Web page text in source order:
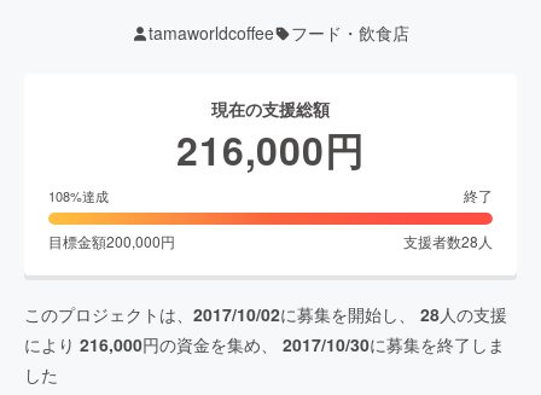
tamaworldcoffee フード・飲食店
現在の支援総額
216,000円
108%達成 終了
目標金額200,000円 支援者数28 人
このプロジェクトは、 2017/10/02に募集を開始し、 28人の支援
により 216,000円の資金を集め、 2017/10/30に募集を終了しま
した